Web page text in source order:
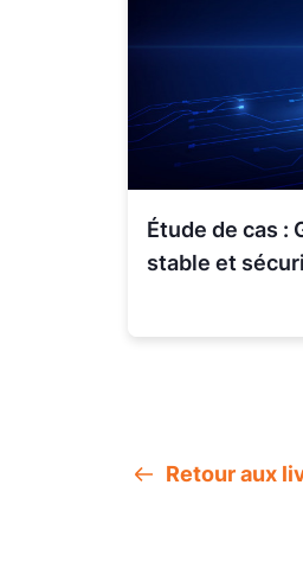
Étude de cas :
stable et
Retour aux